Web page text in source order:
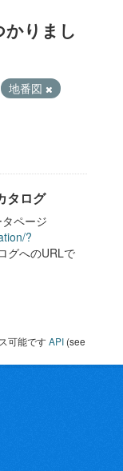
りまし
地番図
タログ
ページ
?
グへのURLで
可能ですAPI (see